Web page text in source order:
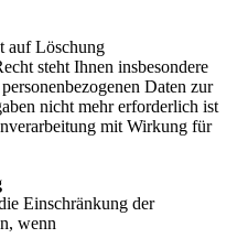
auf Löschung
steht Ihnen insbesondere
Daten zur
nicht mehr erforderlich ist
mit Wirkung für
Einschränkung der
wenn